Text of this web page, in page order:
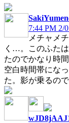
7:44 PM 2/
メチャメ
く…。このふた
たのでかなり時
空白時間帯にな
た。影が乗るの